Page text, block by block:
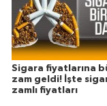
Sigara fiyatlarına
zam geldi! İşte
zamlı fiyatları